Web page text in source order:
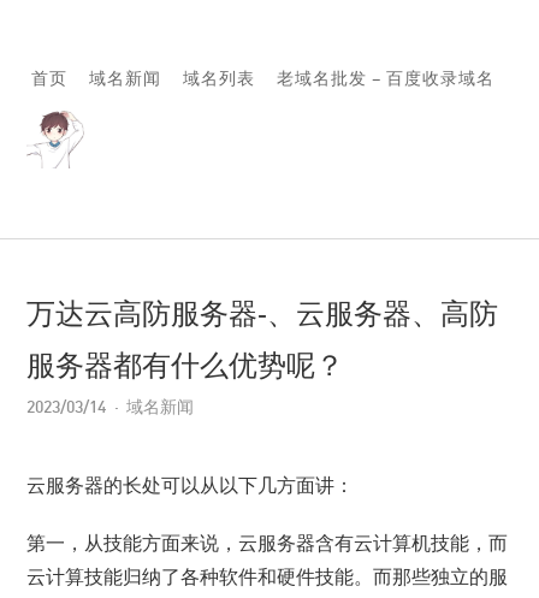
首页 域名新闻 域名列表 老域名批发 – 百度收录域名
万达云高防服务器-、云服务器、高防
服务器都有什么优势呢？
2023/03/14 域名新闻
云服务器的长处可以从以下几方面讲：
第一，从技能方面来说，云服务器含有云计算机技能，而
云计算技能归纳了各种软件和硬件技能。而那些独立的服